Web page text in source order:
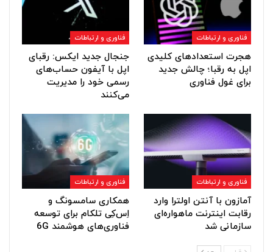
فناوری و ارتباطات
هجرت استعدادهای کلیدی
اپل به رقبا؛ چالش جدید
برای غول فناوری
فناوری و ارتباطات
جنجال جدید ایکس: رقبای
اپل با آیفون حساب‌های
رسمی خود را مدیریت
می‌کنند
فناوری و ارتباطات
آمازون با آنتن اولترا وارد
رقابت اینترنت ماهواره‌ای
سازمانی شد
فناوری و ارتباطات
همکاری سامسونگ و
اِس‌کِی تلکام برای توسعه
فناوری‌های هوشمند 6G